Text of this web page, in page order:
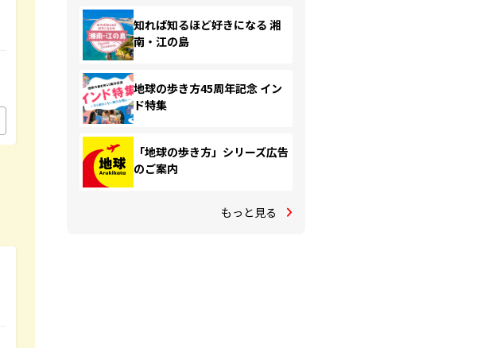
知れば知るほど好きになる 湘
南・江の島
地球の歩き方45周年記念 イン
ド特集
「地球の歩き方」シリーズ広告
のご案内
もっと見る